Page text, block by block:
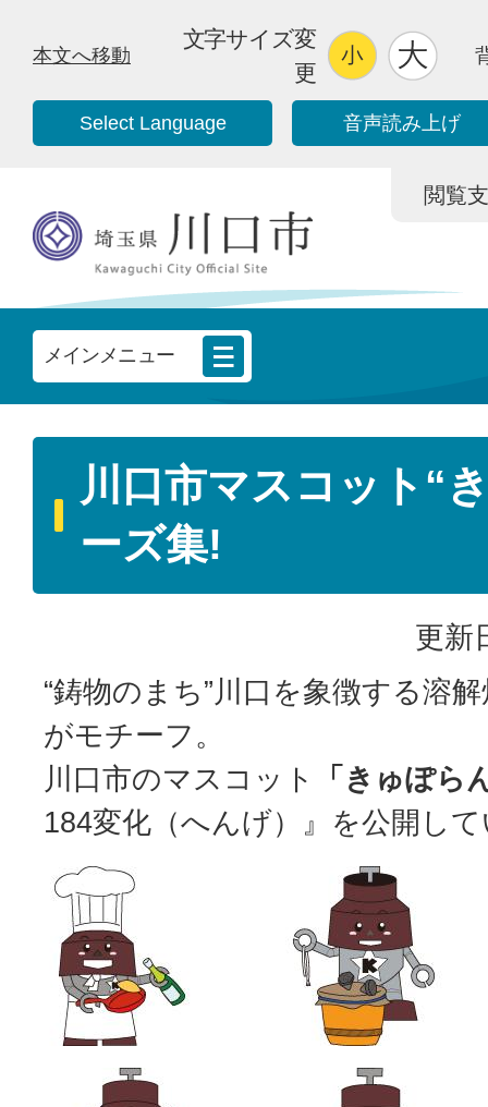
本文へ移動
文字サイズ変
更
Select Language 音声読み上げ
閲覧
メインメニュー
川口市マスコット“
ーズ集!
更新
“鋳物のまち”川口を象徴する溶
がモチーフ。
川口市のマスコット
「きゅぽら
184変化（へんげ）』を公開し